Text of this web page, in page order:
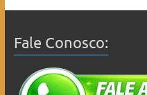
Fale Conosco: